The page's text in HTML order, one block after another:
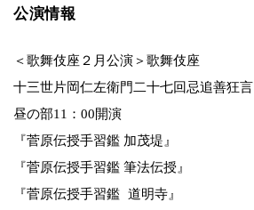
公演情報
＜歌舞伎座２月公演＞歌舞伎座
十三世片岡仁左衛門二十七回忌追善狂言
昼の部11：00開演
『菅原伝授手習鑑 加茂堤』
『菅原伝授手習鑑 筆法伝授』
『菅原伝授手習鑑 道明寺』